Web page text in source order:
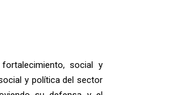
social y
y política del sector